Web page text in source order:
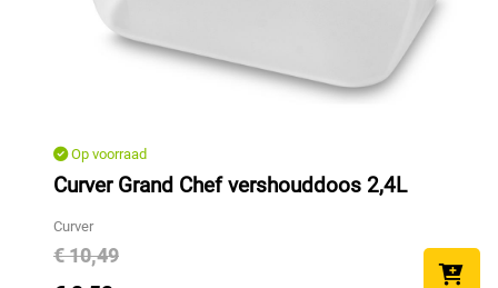
Op voorraad
Curver Grand Chef vershouddoos 2,4L
Curver
€ 10,49